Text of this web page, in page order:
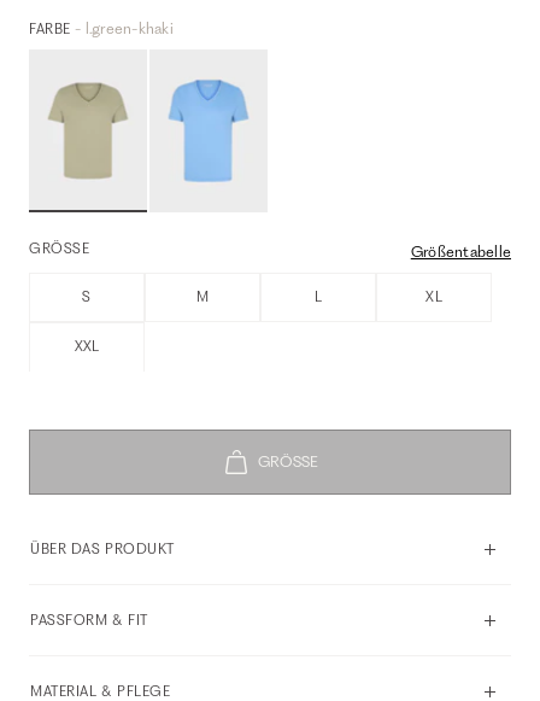
FARBE - l.green-khaki
GRÖSSE Größentabelle
S M L XL
XXL
ÜBER DAS PRODUKT
PASSFORM & FIT
MATERIAL & PFLEGE